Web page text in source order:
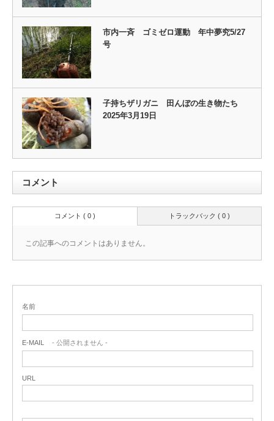
市内一斉 ゴミゼロ運動 年中夢究5/27
号
子持ちザリガニ 田んぼの生き物たち
2025年3月19日
コメント
トラックバック ( 0 )
コメント ( 0 )
この記事へのコメントはありません。
名前
E-MAIL - 公開されません -
URL